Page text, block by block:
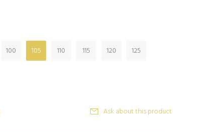
100 105 110 115 120 125
Ask about this product